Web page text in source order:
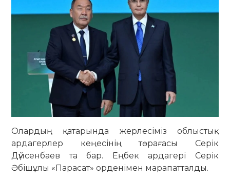
Олардың қатарында жерлесіміз облыстық
ардагерлер кеңесінің төрағасы Серік
Дүйсенбаев та бар. Еңбек ардагері Серік
Әбішұлы «Парасат» орденімен марапатталды.